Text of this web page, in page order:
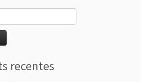
recentes